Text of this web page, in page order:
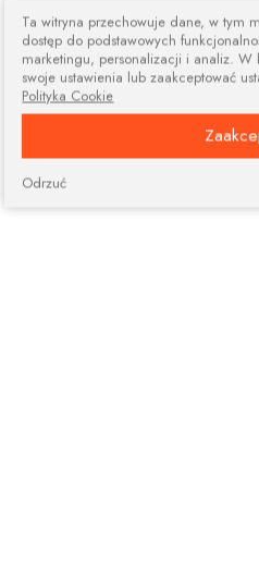
Ta witryna przechowuje dane, w tym
dostęp do podstawowych
marketingu, personalizacji i analiz.
swoje ustawienia lub zaakceptować
Polityka Cookie
Odrzuć